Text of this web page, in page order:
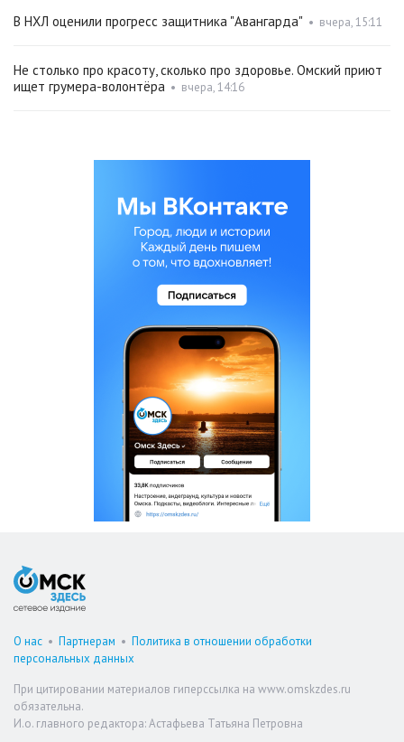
В НХЛ оценили прогресс защитника "Авангарда" • вчера, 15:11
Не столько про красоту, сколько про здоровье. Омский приют
ищет грумера-волонтёра • вчера, 14:16
О нас • Партнерам • Политика в отношении обработки
персональных данных
При цитировании материалов гиперссылка на www.omskzdes.ru
обязательна.
И.о. главного редактора: Астафьева Татьяна Петровна